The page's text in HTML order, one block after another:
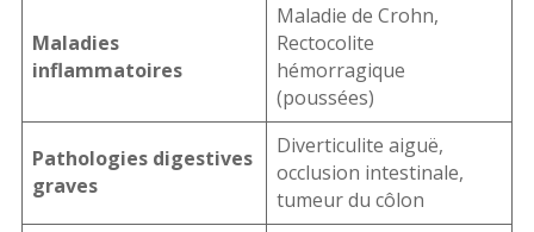
Maladies
inflammatoires
Maladie de Crohn,
Rectocolite
hémorragique
(poussées)
Pathologies digestives
graves
Diverticulite aiguë,
occlusion intestinale,
tumeur du côlon